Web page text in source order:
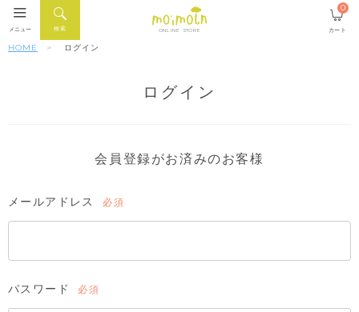
ONLINE STORE
検索
メニュー カート
0
HOME ログイン
ログイン
会員登録がお済みのお客様
メールアドレス
須)
パスワード